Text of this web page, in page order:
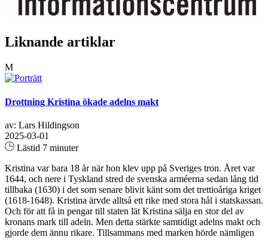
Liknande artiklar
M
Drottning Kristina ökade adelns makt
av: Lars Hildingson
2025-03-01
Lästid 7 minuter
Kristina var bara 18 år när hon klev upp på Sveriges tron. Året var
1644, och nere i Tyskland stred de svenska arméerna sedan lång tid
tillbaka (1630) i det som senare blivit känt som det trettioåriga kriget
(1618-1648). Kristina ärvde alltså ett rike med stora hål i statskassan.
Och för att få in pengar till staten lät Kristina sälja en stor del av
kronans mark till adeln. Men detta stärkte samtidigt adelns makt och
gjorde dem ännu rikare. Tillsammans med marken hörde nämligen